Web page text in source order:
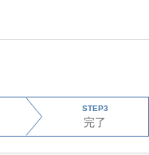
STEP3
完了